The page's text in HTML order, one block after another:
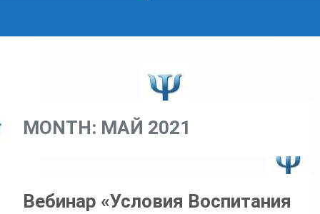
MONTH: МАЙ 2021
Вебинар «Условия Воспитания